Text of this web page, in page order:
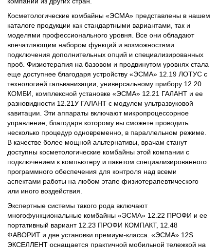
Косметологические комбайны «ЭСМА» представлены в нашем
каталоге продукции как стандартными вариантами, так и
моделями профессионального уровня. Все они обладают
впечатляющим набором функций и возможностями
подключения дополнительных опций и специализированных
проб. Физиотерапия на базовом и продвинутом уровнях стала
еще доступнее благодаря устройству «ЭСМА» 12.19 ЛОТУС с
технологией гальванизации, универсальному прибору 12.20
КОМБИ, комплексной установке «ЭСМА» 12.21 ГАЛАНТ и ее
разновидности 12.21У ГАЛАНТ с модулем ультразвуковой
кавитации. Эти аппараты включают микропроцессорное
управление, благодаря которому вы сможете проводить
несколько процедур одновременно, в параллельном режиме.
В качестве более мощной альтернативы, врачам станут
доступны косметологические комбайны этой компании с
подключением к компьютеру и пакетом специализированного
программного обеспечения для контроля над всеми
аспектами работы на любом этапе физиотерапевтического
или иного воздействия.
Экспертные системы такого рода включают
многофункциональные комбайны «ЭСМА» 12.22 ПРОФИ и ее
портативный вариант 12.23 ПРОФИ КОМПАКТ, 12.48
ФАВОРИТ и две установки премиум-класса. «ЭСМА» 12S
ЭКСЕЛЛЕНТ оснащается практичной мобильной тележкой на